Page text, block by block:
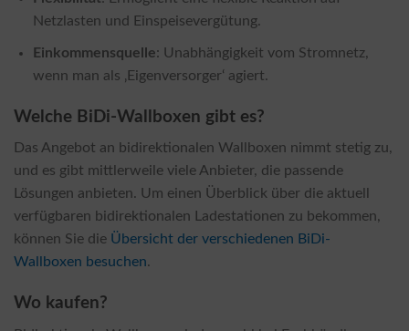
Netzlasten und Einspeisevergütung.
Einkommensquelle: Unabhängigkeit vom Stromnetz,
wenn man als ‚Eigenversorger‘ agiert.
Welche BiDi-Wallboxen gibt es?
Das Angebot an bidirektionalen Wallboxen nimmt stetig zu,
und es gibt mittlerweile viele Anbieter, die passende
Lösungen anbieten. Um einen Überblick über die aktuell
verfügbaren bidirektionalen Ladestationen zu bekommen,
können Sie die Übersicht der verschiedenen BiDi-
Wallboxen besuchen.
Wo kaufen?